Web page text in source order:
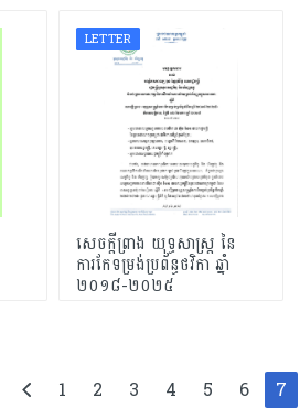
LETTER
សេចក្តីព្រាង យុទ្ធសាស្ត្រ នៃ
ការកែទម្រង់ប្រព័ន្ធថវិកា ឆ្នាំ
២០១៨-២០២៥
1 2 3 4 5 6 7